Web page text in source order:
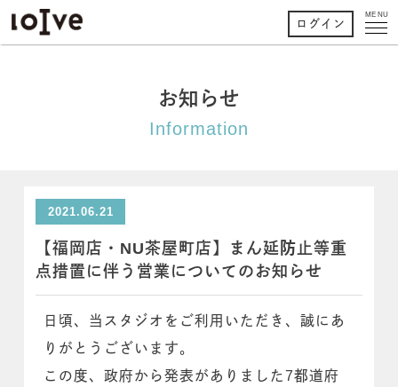
MENU
ログイン
お知らせ
Information
2021.06.21
【福岡店・NU茶屋町店】まん延防止等重
点措置に伴う営業についてのお知らせ
日頃、当スタジオをご利用いただき、誠にあ
りがとうございます。
この度、政府から発表がありました7都道府